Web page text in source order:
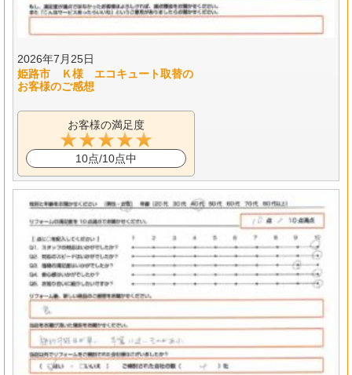
2026年7月25日
姫路市 Ｋ様 エコキュート取替の
お客様のご感想
お客様の満足度
10点/10点中